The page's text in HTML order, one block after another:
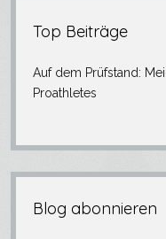
Top Beiträge
Auf dem Prüfstand:
Proathletes
Blog abonnieren